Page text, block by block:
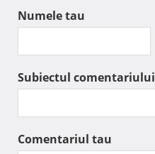
Numele tau
Subiectul comentariului
Comentariul tau